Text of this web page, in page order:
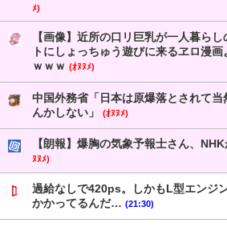
ﾒ)
【画像】近所の口リ巨乳が一人暮ら
トにしょっちゅう遊びに来るヱロ漫
ｗｗｗ (ｵﾇﾇﾒ)
中国外務省「日本は原爆落とされて
んかしない」
(ｵﾇﾇﾒ)
【朗報】爆胸の気象予報士さん、
ﾇﾇﾒ)
過給なしで420ps。しかもL型エンジ
かかってるんだ… (21:30)